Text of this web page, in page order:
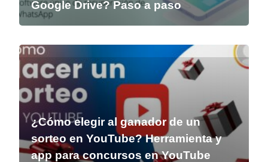
Google Drive? Paso a paso
¿Cómo elegir al ganador de un
sorteo en YouTube? Herramienta y
app para concursos en YouTube